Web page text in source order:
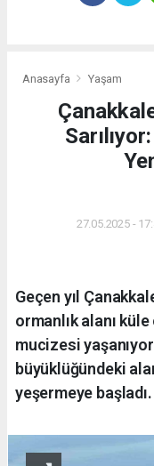
Anasayfa Yaşam
27.05.2025 -
Geçen yıl
ormanlık alanı
mucizesi
büyüklüğündeki
yeşermeye başladı.